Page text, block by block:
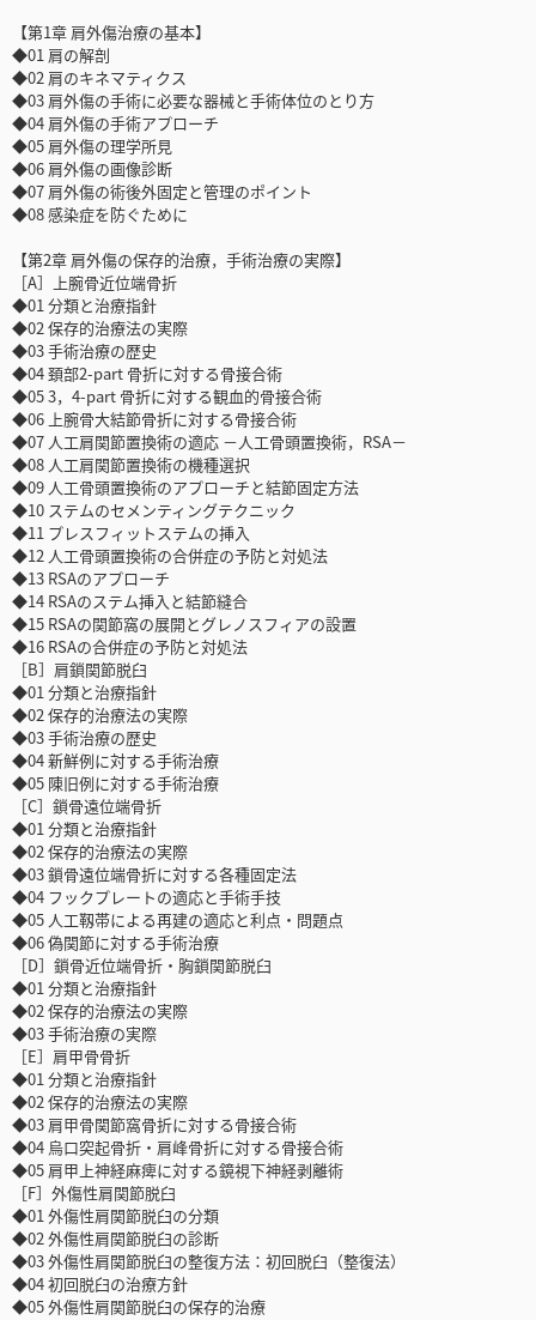
【第1章 肩外傷治療の基本】
◆01 肩の解剖
◆02 肩のキネマティクス
◆03 肩外傷の手術に必要な器械と手術体位のとり方
◆04 肩外傷の手術アプローチ
◆05 肩外傷の理学所見
◆06 肩外傷の画像診断
◆07 肩外傷の術後外固定と管理のポイント
◆08 感染症を防ぐために
【第2章 肩外傷の保存的治療，手術治療の実際】
［A］上腕骨近位端骨折
◆01 分類と治療指針
◆02 保存的治療法の実際
◆03 手術治療の歴史
◆04 頚部2-part 骨折に対する骨接合術
◆05 3，4-part 骨折に対する観血的骨接合術
◆06 上腕骨大結節骨折に対する骨接合術
◆07 人工肩関節置換術の適応 －人工骨頭置換術，RSA－
◆08 人工肩関節置換術の機種選択
◆09 人工骨頭置換術のアプローチと結節固定方法
◆10 ステムのセメンティングテクニック
◆11 プレスフィットステムの挿入
◆12 人工骨頭置換術の合併症の予防と対処法
◆13 RSAのアプローチ
◆14 RSAのステム挿入と結節縫合
◆15 RSAの関節窩の展開とグレノスフィアの設置
◆16 RSAの合併症の予防と対処法
［B］肩鎖関節脱臼
◆01 分類と治療指針
◆02 保存的治療法の実際
◆03 手術治療の歴史
◆04 新鮮例に対する手術治療
◆05 陳旧例に対する手術治療
［C］鎖骨遠位端骨折
◆01 分類と治療指針
◆02 保存的治療法の実際
◆03 鎖骨遠位端骨折に対する各種固定法
◆04 フックプレートの適応と手術手技
◆05 人工靱帯による再建の適応と利点・問題点
◆06 偽関節に対する手術治療
［D］鎖骨近位端骨折・胸鎖関節脱臼
◆01 分類と治療指針
◆02 保存的治療法の実際
◆03 手術治療の実際
［E］肩甲骨骨折
◆01 分類と治療指針
◆02 保存的治療法の実際
◆03 肩甲骨関節窩骨折に対する骨接合術
◆04 烏口突起骨折・肩峰骨折に対する骨接合術
◆05 肩甲上神経麻痺に対する鏡視下神経剥離術
［F］外傷性肩関節脱臼
◆01 外傷性肩関節脱臼の分類
◆02 外傷性肩関節脱臼の診断
◆03 外傷性肩関節脱臼の整復方法：初回脱臼（整復法）
◆04 初回脱臼の治療方針
◆05 外傷性肩関節脱臼の保存的治療